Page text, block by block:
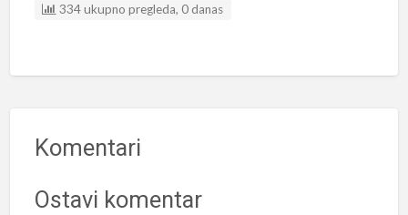
334 ukupno pregleda, 0 danas
Komentari
Ostavi komentar